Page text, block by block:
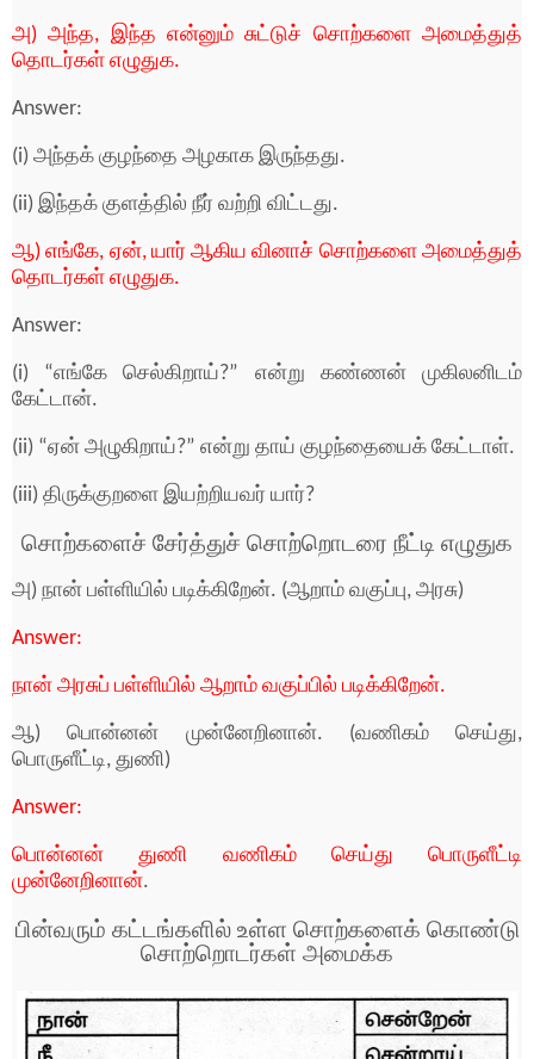
அ) அந்த, இந்த என்னும் சுட்டுச் சொற்களை அமைத்துத்
தொடர்கள் எழுதுக.
Answer:
(i) அந்தக் குழந்தை அழகாக இருந்தது.
(ii) இந்தக் குளத்தில் நீர் வற்றி விட்டது.
ஆ) எங்கே, ஏன், யார் ஆகிய வினாச் சொற்களை அமைத்துத்
தொடர்கள் எழுதுக.
Answer:
(i) “எங்கே செல்கிறாய்?” என்று கண்ணன் முகிலனிடம்
கேட்டான்.
(ii) “ஏன் அழுகிறாய்?” என்று தாய் குழந்தையைக் கேட்டாள்.
(iii) திருக்குறளை இயற்றியவர் யார்?
சொற்களைச் சேர்த்துச் சொற்றொடரை நீட்டி எழுதுக
அ) நான் பள்ளியில் படிக்கிறேன். (ஆறாம் வகுப்பு, அரசு)
Answer:
நான் அரசுப் பள்ளியில் ஆறாம் வகுப்பில் படிக்கிறேன்.
ஆ) பொன்னன் முன்னேறினான். (வணிகம் செய்து,
பொருளீட்டி, துணி)
Answer:
பொன்னன் துணி வணிகம் செய்து பொருளீட்டி
முன்னேறினான்.
பின்வரும் கட்டங்களில் உள்ள சொற்களைக் கொண்டு
சொற்றொடர்கள் அமைக்க